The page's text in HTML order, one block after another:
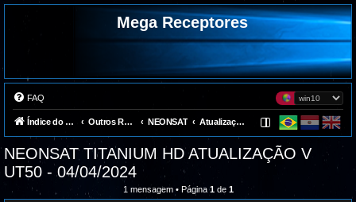
Mega Receptores
FAQ
Índice do fórum Outros Receptores NEONSAT Atualizações
NEONSAT TITANIUM HD ATUALIZAÇÃO V
UT50 - 04/04/2024
1 mensagem • Página1de 1